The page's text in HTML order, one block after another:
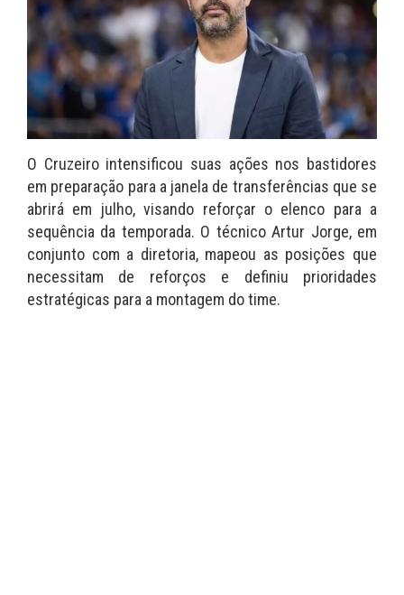
O Cruzeiro intensificou suas ações nos bastidores
em preparação para a janela de transferências que se
abrirá em julho, visando reforçar o elenco para a
sequência da temporada. O técnico Artur Jorge, em
conjunto com a diretoria, mapeou as posições que
necessitam de reforços e definiu prioridades
estratégicas para a montagem do time.